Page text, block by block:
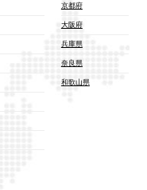
京都府
大阪府
兵庫県
奈良県
和歌山県